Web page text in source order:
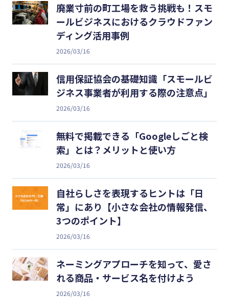
廃業寸前の町工場を救う挑戦も！スモ
ールビジネスにおけるクラウドファン
ディング活用事例
2026/03/16
信用保証協会の基礎知識「スモールビ
ジネス事業者が利用する際の注意点」
2026/03/16
無料で掲載できる「Googleしごと検
索」とは？メリットと使い方
2026/03/16
自社らしさを表現するヒントは「日
常」にあり【小さな会社の情報発信、
3つのポイント】
2026/03/16
ネーミングアプローチを知って、愛さ
れる商品・サービス名を付けよう
2026/03/16